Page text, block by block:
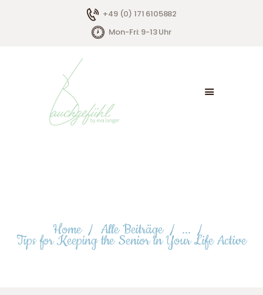
+49 (0) 171 6105882
Mon-Fri: 9-13 Uhr
Home Alle Beiträge ...
Tips for Keeping the Senior in Your Life Active
HOME
ÜBER MICH
ANGEBOTE
KONTAKT